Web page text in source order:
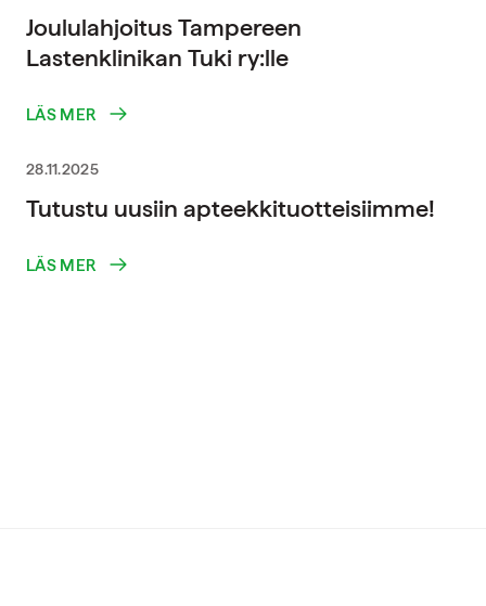
Joululahjoitus Tampereen
Lastenklinikan Tuki ry:lle
LÄS MER
28.11.2025
Tutustu uusiin apteekkituotteisiimme!
LÄS MER